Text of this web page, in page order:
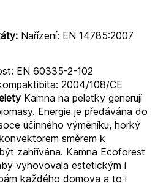
Nařízení: EN 14785:2007
EN 60335-2-102
2004/108/CE
Kamna na peletky generují
Energie je předávána do
účinného výměníku, horký
směrem k
zahřívána. Kamna Ecoforest
vyhovovala estetickým i
každého domova a to i